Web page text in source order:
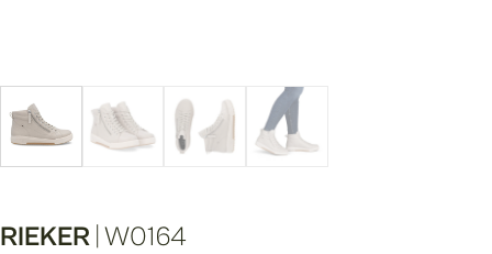
RIEKER W0164